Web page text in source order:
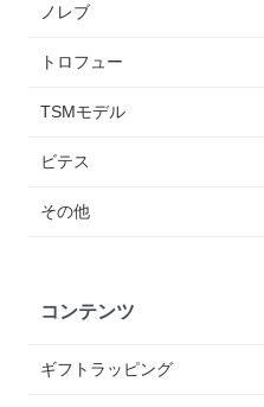
ノレブ
トロフュー
TSMモデル
ビテス
その他
コンテンツ
ギフトラッピング